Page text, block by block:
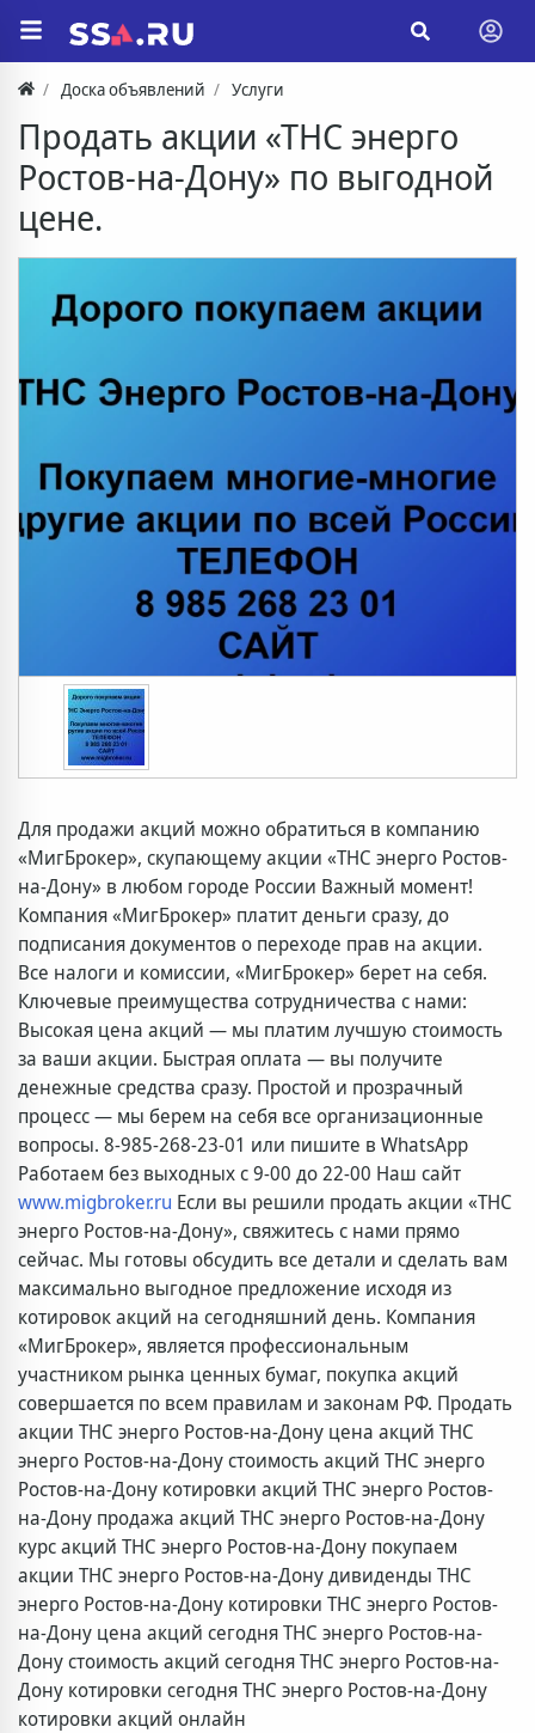
Доска объявлений Услуги
Продать акции «ТНС энерго
Ростов-на-Дону» по выгодной
цене.
Для продажи акций можно обратиться в компанию
«МигБрокер», скупающему акции «ТНС энерго Ростов-
на-Дону» в любом городе России Важный момент!
Компания «МигБрокер» платит деньги сразу, до
подписания документов о переходе прав на акции.
Все налоги и комиссии, «МигБрокер» берет на себя.
Ключевые преимущества сотрудничества с нами:
Высокая цена акций — мы платим лучшую стоимость
за ваши акции. Быстрая оплата — вы получите
денежные средства сразу. Простой и прозрачный
процесс — мы берем на себя все организационные
вопросы. 8-985-268-23-01 или пишите в WhatsApp
Работаем без выходных с 9-00 до 22-00 Наш сайт
www.migbroker.ru Если вы решили продать акции «ТНС
энерго Ростов-на-Дону», свяжитесь с нами прямо
сейчас. Мы готовы обсудить все детали и сделать вам
максимально выгодное предложение исходя из
котировок акций на сегодняшний день. Компания
«МигБрокер», является профессиональным
участником рынка ценных бумаг, покупка акций
совершается по всем правилам и законам РФ. Продать
акции ТНС энерго Ростов-на-Дону цена акций ТНС
энерго Ростов-на-Дону стоимость акций ТНС энерго
Ростов-на-Дону котировки акций ТНС энерго Ростов-
на-Дону продажа акций ТНС энерго Ростов-на-Дону
курс акций ТНС энерго Ростов-на-Дону покупаем
акции ТНС энерго Ростов-на-Дону дивиденды ТНС
энерго Ростов-на-Дону котировки ТНС энерго Ростов-
на-Дону цена акций сегодня ТНС энерго Ростов-на-
Дону стоимость акций сегодня ТНС энерго Ростов-на-
Дону котировки сегодня ТНС энерго Ростов-на-Дону
котировки акций онлайн